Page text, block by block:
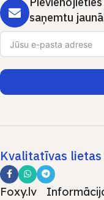
saņemtu
Kvalitatīvas
Foxy.lv